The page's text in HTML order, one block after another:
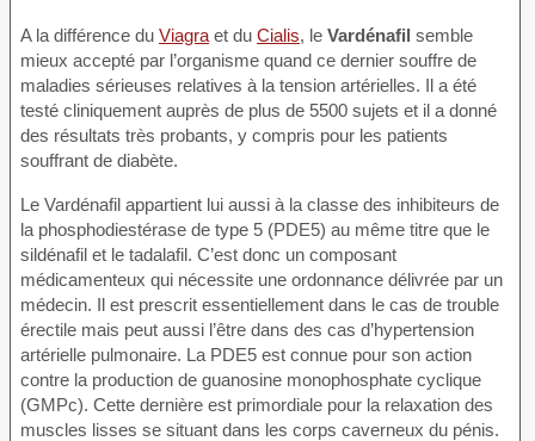
A la différence du Viagraet du Cialis, le Vardénafil semble
mieux accepté par l’organisme quand ce dernier souffre de
maladies sérieuses relatives à la tension artérielles. Il a été
testé cliniquement auprès de plus de 5500 sujets et il a donné
des résultats très probants, y compris pour les patients
souffrant de diabète.
Le Vardénafil appartient lui aussi à la classe des inhibiteurs de
la phosphodiestérase de type 5 (PDE5) au même titre que le
sildénafil et le tadalafil. C’est donc un composant
médicamenteux qui nécessite une ordonnance délivrée par un
médecin. Il est prescrit essentiellement dans le cas de trouble
érectile mais peut aussi l’être dans des cas d’hypertension
artérielle pulmonaire. La PDE5 est connue pour son action
contre la production de guanosine monophosphate cyclique
(GMPc). Cette dernière est primordiale pour la relaxation des
muscles lisses se situant dans les corps caverneux du pénis.